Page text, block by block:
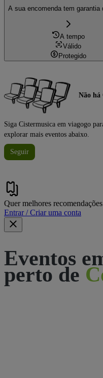
A sua encomenda tem garantia
A tempo
Válido
Protegido
Não há
Siga Cistermusica em viagogo
explorar mais eventos abaixo.
Seguir
Quer melhores
Entrar / Criar uma conta
Eventos
perto de